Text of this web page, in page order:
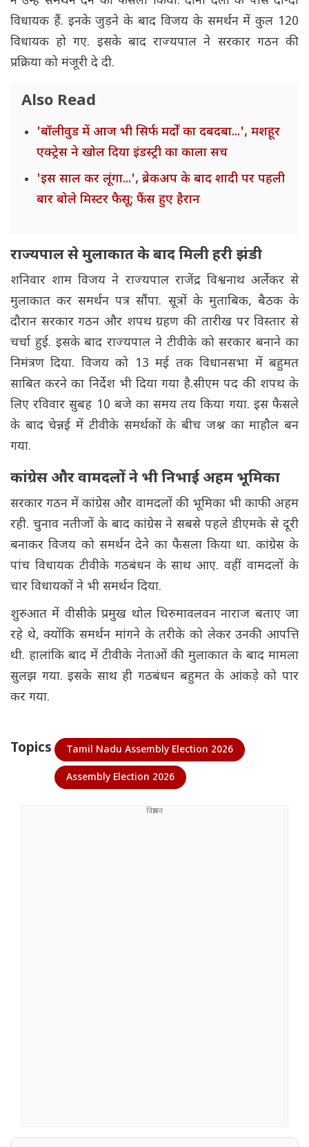
विधायक हैं. इनके जुड़ने के बाद विजय के समर्थन में कुल 120
विधायक हो गए. इसके बाद राज्यपाल ने सरकार गठन की
प्रक्रिया को मंजूरी दे दी.
Also Read
'बॉलीवुड में आज भी सिर्फ मर्दों का दबदबा...', मशहूर
एक्ट्रेस ने खोल दिया इंडस्ट्री का काला सच
'इस साल कर लूंगा...', ब्रेकअप के बाद शादी पर पहली
बार बोले मिस्टर फैसू; फैंस हुए हैरान
राज्यपाल से मुलाकात के बाद मिली हरी झंडी
शनिवार शाम विजय ने राज्यपाल राजेंद्र विश्वनाथ अर्लेकर से
मुलाकात कर समर्थन पत्र सौंपा. सूत्रों के मुताबिक, बैठक के
दौरान सरकार गठन और शपथ ग्रहण की तारीख पर विस्तार से
चर्चा हुई. इसके बाद राज्यपाल ने टीवीके को सरकार बनाने का
निमंत्रण दिया. विजय को 13 मई तक विधानसभा में बहुमत
साबित करने का निर्देश भी दिया गया है.सीएम पद की शपथ के
लिए रविवार सुबह 10 बजे का समय तय किया गया. इस फैसले
के बाद चेन्नई में टीवीके समर्थकों के बीच जश्न का माहौल बन
गया.
कांग्रेस और वामदलों ने भी निभाई अहम भूमिका
सरकार गठन में कांग्रेस और वामदलों की भूमिका भी काफी अहम
रही. चुनाव नतीजों के बाद कांग्रेस ने सबसे पहले डीएमके से दूरी
बनाकर विजय को समर्थन देने का फैसला किया था. कांग्रेस के
पांच विधायक टीवीके गठबंधन के साथ आए. वहीं वामदलों के
चार विधायकों ने भी समर्थन दिया.
शुरुआत में वीसीके प्रमुख थोल थिरुमावलवन नाराज बताए जा
रहे थे, क्योंकि समर्थन मांगने के तरीके को लेकर उनकी आपत्ति
थी. हालांकि बाद में टीवीके नेताओं की मुलाकात के बाद मामला
सुलझ गया. इसके साथ ही गठबंधन बहुमत के आंकड़े को पार
कर गया.
Topics Tamil Nadu Assembly Election 2026
Assembly Election 2026